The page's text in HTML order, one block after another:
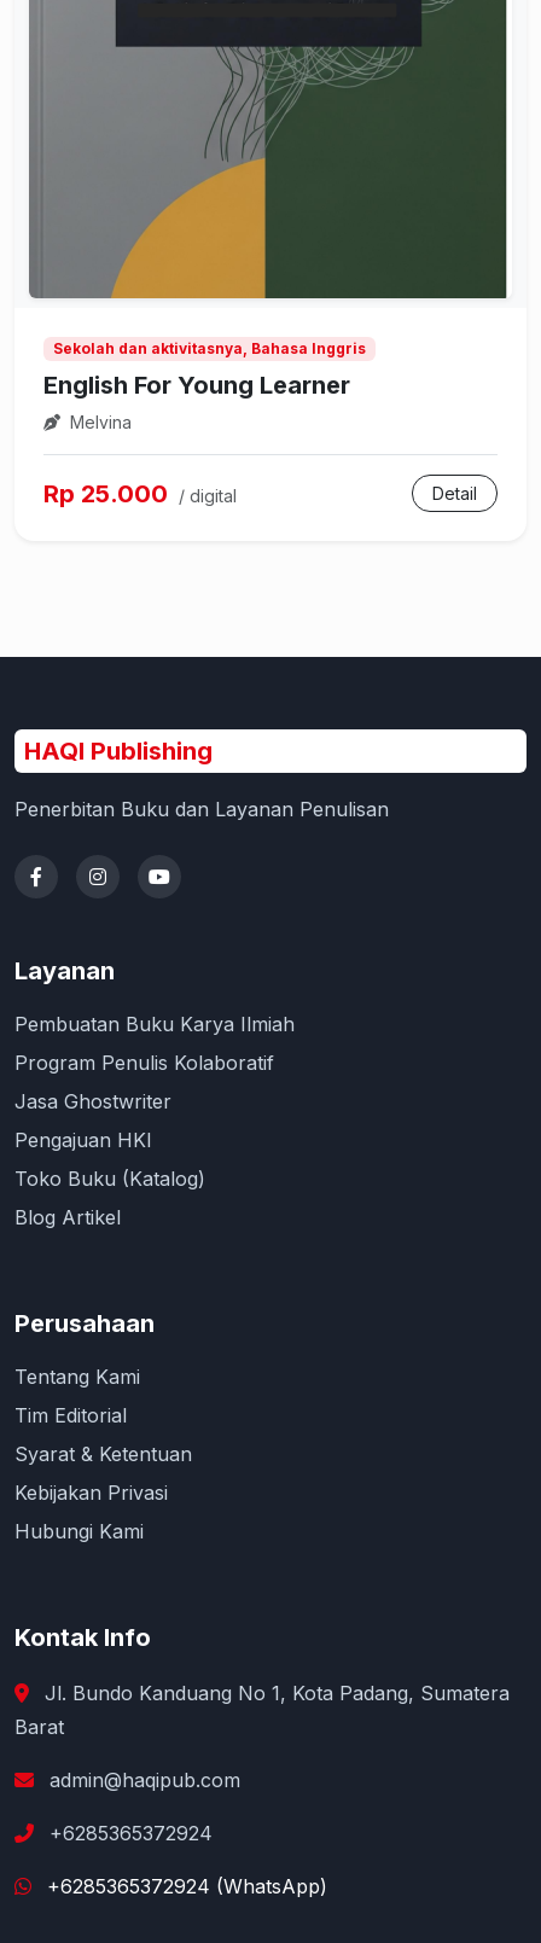
Sekolah dan aktivitasnya, Bahasa Inggris
English For Young Learner
Melvina
Rp 25.000 / digital Detail
HAQI Publishing
Penerbitan Buku dan Layanan Penulisan
Layanan
Pembuatan Buku Karya Ilmiah
Program Penulis Kolaboratif
Jasa Ghostwriter
Pengajuan HKI
Toko Buku (Katalog)
Blog Artikel
Perusahaan
Tentang Kami
Tim Editorial
Syarat & Ketentuan
Kebijakan Privasi
Hubungi Kami
Kontak Info
Jl. Bundo Kanduang No 1, Kota Padang, Sumatera
Barat
admin@haqipub.com
+6285365372924
+6285365372924 (WhatsApp)